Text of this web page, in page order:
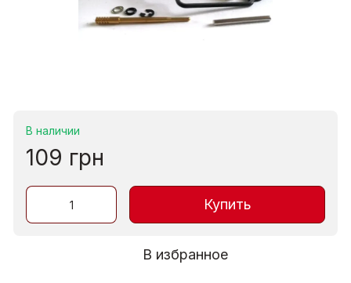
В наличии
109 грн
Купить
В избранное